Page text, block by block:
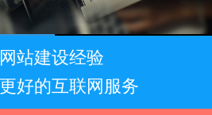
站建设经验
好的互联网服务